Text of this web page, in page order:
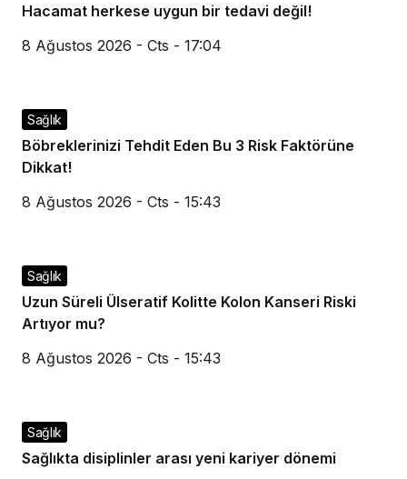
Hacamat herkese uygun bir tedavi değil!
8 Ağustos 2026 - Cts - 17:04
Sağlık
Böbreklerinizi Tehdit Eden Bu 3 Risk Faktörüne
Dikkat!
8 Ağustos 2026 - Cts - 15:43
Sağlık
Uzun Süreli Ülseratif Kolitte Kolon Kanseri Riski
Artıyor mu?
8 Ağustos 2026 - Cts - 15:43
Sağlık
Sağlıkta disiplinler arası yeni kariyer dönemi